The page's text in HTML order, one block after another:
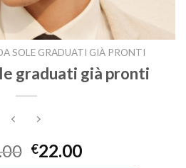
SOLE GRADUATI GIÀ PRONTI
graduati già pronti
€22.00